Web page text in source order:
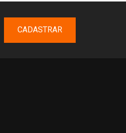
CADASTRAR